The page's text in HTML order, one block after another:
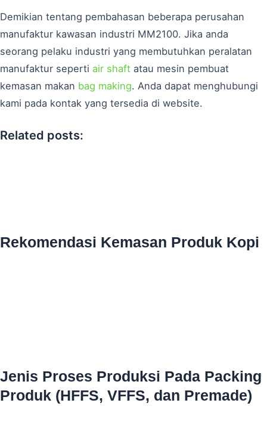
Demikian tentang pembahasan beberapa perusahan
manufaktur kawasan industri MM2100. Jika anda
seorang pelaku industri yang membutuhkan peralatan
manufaktur seperti air shaft atau mesin pembuat
kemasan makan bag making. Anda dapat menghubungi
kami pada kontak yang tersedia di website.
Related posts:
Rekomendasi Kemasan Produk Kopi
Jenis Proses Produksi Pada Packing
Produk (HFFS, VFFS, dan Premade)